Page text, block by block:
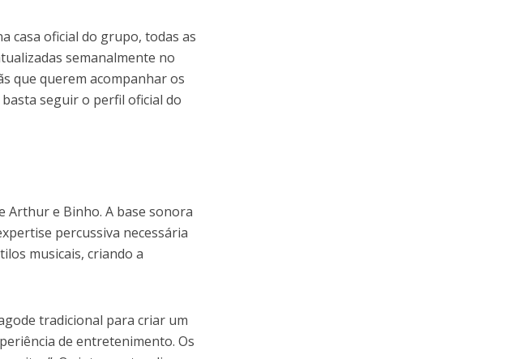
casa oficial do grupo, todas as
semanalmente no
que querem acompanhar os
seguir o perfil oficial do
Arthur e Binho. A base sonora
percussiva necessária
musicais, criando a
tradicional para criar um
de entretenimento. Os